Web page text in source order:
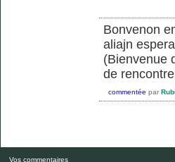
Bonvenon
aliajn
(Bienvenue
de
commentée par
Vos commentaires